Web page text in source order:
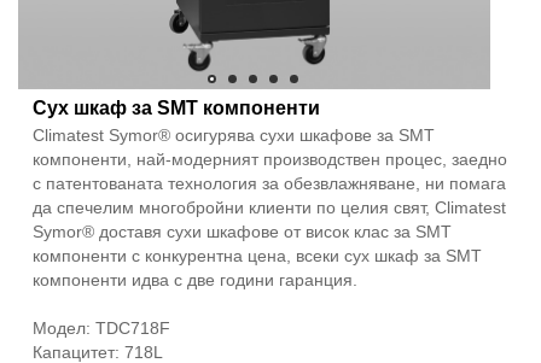
Сух шкаф за SMT компоненти
Climatest Symor® осигурява сухи шкафове за SMT
компоненти, най-модерният производствен процес, заедно
с патентованата технология за обезвлажняване, ни помага
да спечелим многобройни клиенти по целия свят, Climatest
Symor® доставя сухи шкафове от висок клас за SMT
компоненти с конкурентна цена, всеки сух шкаф за SMT
компоненти идва с две години гаранция.
Модел: TDC718F
Капацитет: 718L